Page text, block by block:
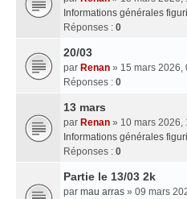
Informations générales
Réponses : 0
20/03
par Renan » 15 mars 2026,
Réponses : 0
13 mars
par Renan » 10 mars 2026,
Informations générales
Réponses : 0
Partie le 13/03 2k
par mau arras » 09 mars